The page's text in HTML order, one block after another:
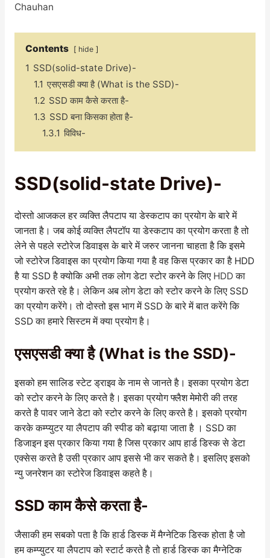
Chauhan
Contents hide
1 SSD(solid-state Drive)-
1.1 एसएसडी क्या है (What is the SSD)-
1.2 SSD काम कैसे करता है-
1.3 SSD बना किसका होता है-
1.3.1 विविध-
SSD(solid-state Drive)-
दोस्तो आजकल हर व्यक्ति लैपटाप या डेस्कटाप का प्रयोग के बारे में
जानता है। जब कोई व्यक्ति लैपटॉप या डेस्कटाप का प्रयोग करता है तो
लेने से पहले स्टोरेज डिवाइस के बारे में जरुर जानना चाहता है कि इसमे
जो स्टोरेज डिवाइस का प्रयोग किया गया है वह किस प्रकार का है HDD
है या SSD है क्योकि अभी तक लोग डेटा स्टोर करने के लिए HDDका
प्रयोग करते रहे है। लेकिन अब लोग डेटा को स्टोर करने के लिए SSD
का प्रयोग करेंगे। तो दोस्तो इस भाग में SSD के बारे में बात करेंगे कि
SSD का हमारे सिस्टम में क्या प्रयोग है।
एसएसडी क्या है (What is the SSD)-
इसको हम सालिड स्टेट ड्राइव के नाम से जानते है। इसका प्रयोग डेटा
को स्टोर करने के लिए करते है। इसका प्रयोग फ्लैश मेमोरी की तरह
करते है पावर जाने डेटा को स्टोर करने के लिए करते है। इसको प्रयोग
करके कम्प्युटर या लैपटाप की स्पीड को बढ़ाया जाता है । SSD का
डिजाइन इस प्रकार किया गया है जिस प्रकार आप हार्ड डिस्क से डेटा
एक्सेस करते है उसी प्रकार आप इससे भी कर सकते है। इसलिए इसको
न्यु जनरेशन का स्टोरेज डिवाइस कहते है।
SSD काम कैसे करता है-
जैसाकी हम सबको पता है कि हार्ड डिस्क में मैग्नेटिक डिस्क होता है जो
हम कम्प्युटर या लैपटाप को स्टार्ट करते है तो हार्ड डिस्क का मैग्नेटिक